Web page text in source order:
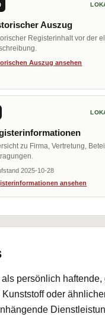
Auszug
Registerinhalt vor der
Auszug ansehen
zu Firma, Vertretung,
2025-10-28
ansehen
persönlich
oder